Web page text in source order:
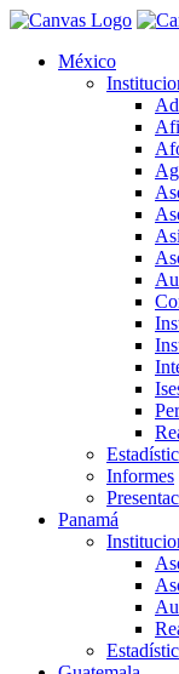
México
Informes
Panamá